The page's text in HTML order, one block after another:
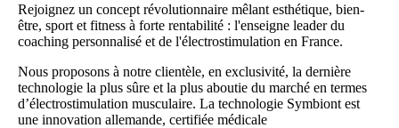
Rejoignez un concept révolutionnaire mêlant esthétique, bien-
être, sport et fitness à forte rentabilité : l'enseigne leader du
coaching personnalisé et de l'électrostimulation en France.
Nous proposons à notre clientèle, en exclusivité, la dernière
technologie la plus sûre et la plus aboutie du marché en termes
d’électrostimulation musculaire. La technologie Symbiont est
une innovation allemande, certifiée médicale